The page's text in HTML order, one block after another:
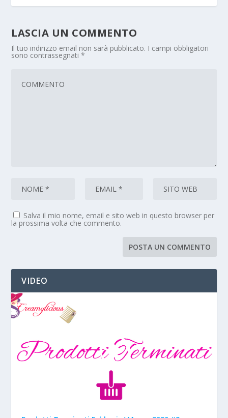
LASCIA UN COMMENTO
Il tuo indirizzo email non sarà pubblicato. I campi obbligatori
sono contrassegnati*
Salva il mio nome, email e sito web in questo browser per
la prossima volta che commento.
VIDEO